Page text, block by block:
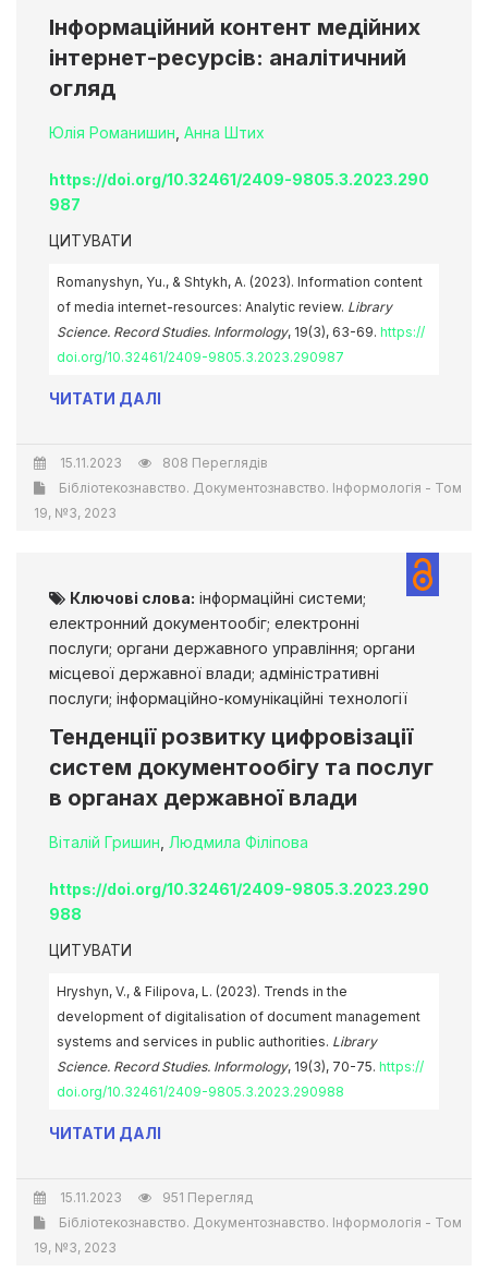
Інформаційний контент медійних
інтернет-ресурсів: аналітичний
огляд
Юлія Романишин Анна Штих
https://doi.org/10.32461/2409-9805.3.2023.290
987
ЦИТУВАТИ
Romanyshyn, Yu., & Shtykh, A. (2023). Information content
of media internet-resources: Analytic review. Library
Science. Record Studies. Informology, 19(3), 63-69. https://
doi.org/10.32461/2409-9805.3.2023.290987
ЧИТАТИ ДАЛІ
15.11.2023
808 Переглядів
Бібліотекознавство. Документознавство. Інформологія - Том
19, №3, 2023
Ключові слова: інформаційні системи;
електронний документообіг; електронні
послуги; органи державного управління; органи
місцевої державної влади; адміністративні
послуги; інформаційно-комунікаційні технології
Тенденції розвитку цифровізації
систем документообігу та послуг
в органах державної влади
Віталій Гришин Людмила Філіпова
https://doi.org/10.32461/2409-9805.3.2023.290
988
ЦИТУВАТИ
Hryshyn, V., & Filipova, L. (2023). Trends in the
development of digitalisation of document management
systems and services in public authorities. Library
Science. Record Studies. Informology, 19(3), 70-75. https://
doi.org/10.32461/2409-9805.3.2023.290988
ЧИТАТИ ДАЛІ
15.11.2023
951 Перегляд
Бібліотекознавство. Документознавство. Інформологія - Том
19, №3, 2023